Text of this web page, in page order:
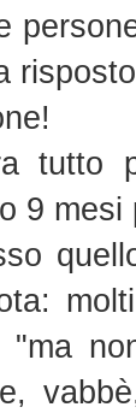
tutto
9 mesi
"ma